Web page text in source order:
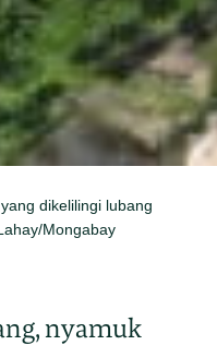
dikelilingi lubang
Mongabay
nyamuk